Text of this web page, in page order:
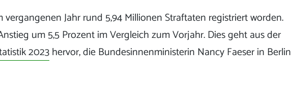
Jahr rund 5,94 Millionen Straftaten registriert worden.
um 5,5 Prozent im Vergleich zum Vorjahr. Dies geht aus der
2023hervor, die Bundesinnenministerin Nancy Faeser in Berlin